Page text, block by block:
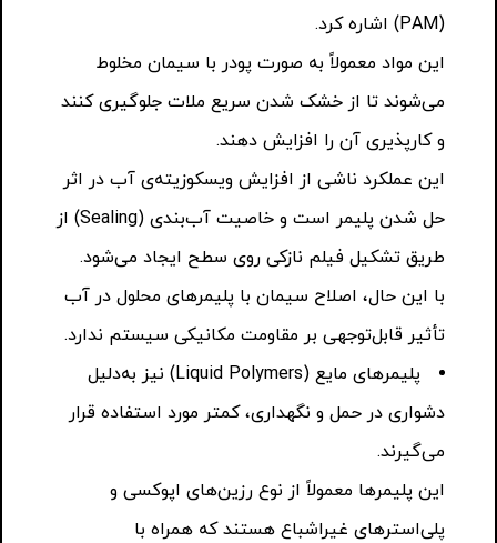
(PAM) اشاره کرد.
این مواد معمولاً به صورت پودر با سیمان مخلوط
می‌شوند تا از خشک شدن سریع ملات جلوگیری کنند
و کارپذیری آن را افزایش دهند.
این عملکرد ناشی از افزایش ویسکوزیته‌ی آب در اثر
حل شدن پلیمر است و خاصیت آب‌بندی (Sealing) از
طریق تشکیل فیلم نازکی روی سطح ایجاد می‌شود.
با این حال، اصلاح سیمان با پلیمرهای محلول در آب
تأثیر قابل‌توجهی بر مقاومت مکانیکی سیستم ندارد.
پلیمرهای مایع (Liquid Polymers) نیز به‌دلیل
دشواری در حمل و نگهداری، کمتر مورد استفاده قرار
می‌گیرند.
این پلیمرها معمولاً از نوع رزین‌های اپوکسی و
پلی‌استرهای غیراشباع هستند که همراه با